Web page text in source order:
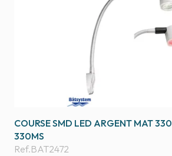
COURSE SMD LED ARGENT MAT
330MS
Ref.BAT2472